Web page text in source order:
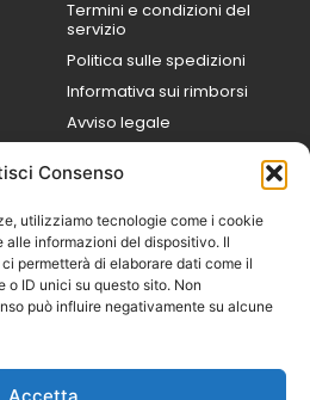
Consenso
utilizziamo tecnologie come i cookie
informazioni del dispositivo. Il
permetterà di elaborare dati come il
ID unici su questo sito. Non
può influire negativamente su alcune
Accetta
Termini e condizioni del
servizio
Politica sulle spedizioni
Informativa sui rimborsi
Avviso legale
9:00
Sabato 09:00 /
14:00
16:30 /
Domenica